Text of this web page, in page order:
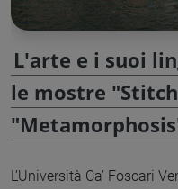
L'arte e i suoi
le mostre
L’Università Ca’ Foscari